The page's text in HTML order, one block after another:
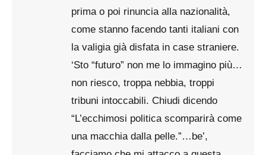
prima o poi rinuncia alla nazionalità,
come stanno facendo tanti italiani con
la valigia già disfata in case straniere.
‘Sto “futuro” non me lo immagino più…
non riesco, troppa nebbia, troppi
tribuni intoccabili. Chiudi dicendo
“L’ecchimosi politica scomparirà come
una macchia dalla pelle.”…be’,